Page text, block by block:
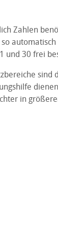
Zahlen
und 30 frei
sind
in